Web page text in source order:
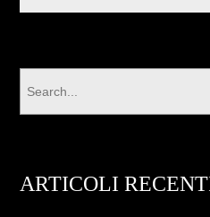
ARTICOLI